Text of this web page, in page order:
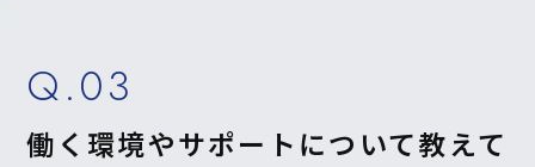
Q.03
働く環境やサポートについて教えて